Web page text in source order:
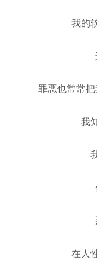
我的
罪恶也常常
我
在人